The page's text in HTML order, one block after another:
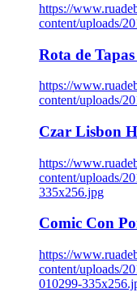
https://
content/uploads/
Rota de
https://
content/uploads/
Czar Lisbon
https://
content/uploads/
335x256.jpg
Comic Con
https://
content/uploads/
010299-